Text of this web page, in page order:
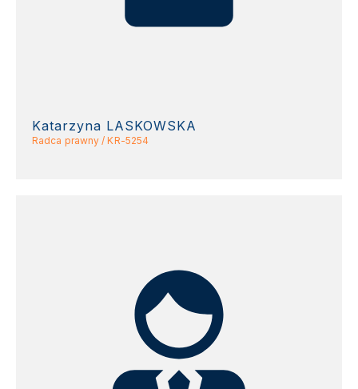
Katarzyna LASKOWSKA
Radca prawny / KR-5254